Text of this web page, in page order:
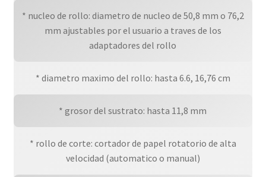
* nucleo de rollo: diametro de nucleo de 50,8 mm o 76,2
mm ajustables por el usuario a traves de los
adaptadores del rollo
* diametro maximo del rollo: hasta 6.6, 16,76 cm
* grosor del sustrato: hasta 11,8 mm
* rollo de corte: cortador de papel rotatorio de alta
velocidad (automatico o manual)